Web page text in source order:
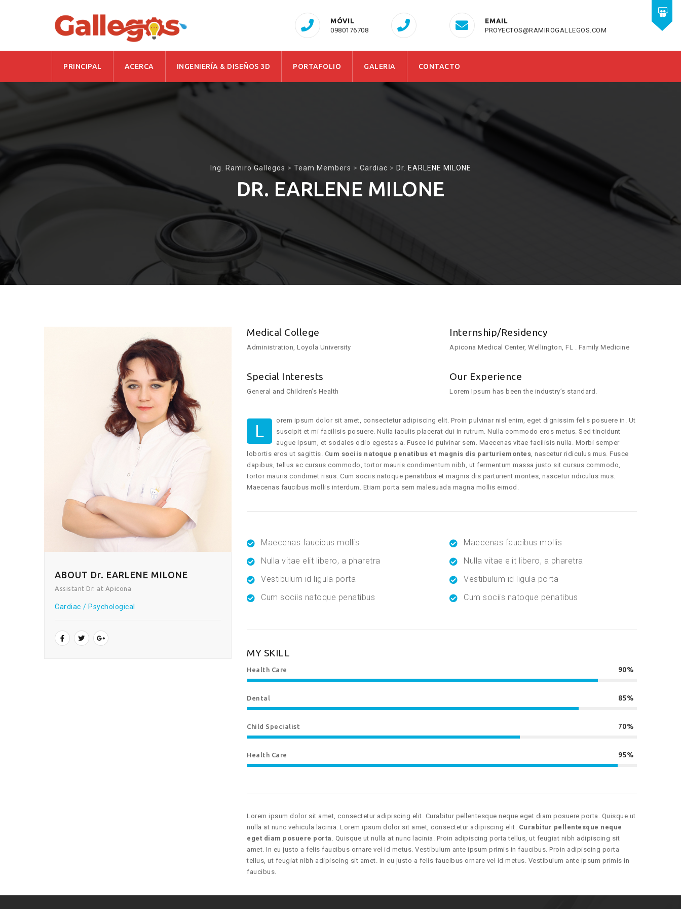
MÓVIL
0980176708
EMAIL
PROYECTOS@RAMIROGALLEGOS.COM
PRINCIPAL ACERCA INGENIERÍA & DISEÑOS 3D PORTAFOLIO GALERIA CONTACTO
Ing. Ramiro Gallegos > Team Members > Cardiac > Dr. EARLENE MILONE
DR. EARLENE MILONE
ABOUT Dr. EARLENE MILONE
Assistant Dr. at Apicona
Cardiac Psychological
Medical College
Administration, Loyola University
Special Interests
General and Children’s Health
Internship/Residency
Apicona Medical Center, Wellington, FL . Family Medicine
Our Experience
Lorem Ipsum has been the industry’s standard.
L
orem ipsum dolor sit amet, consectetur adipiscing elit. Proin pulvinar nisl enim, eget dignissim felis posuere in. Ut
suscipit et mi facilisis posuere. Nulla iaculis placerat dui in rutrum. Nulla commodo eros metus. Sed tincidunt
augue ipsum, et sodales odio egestas a. Fusce id pulvinar sem. Maecenas vitae facilisis nulla. Morbi semper
lobortis eros ut sagittis. Cum sociis natoque penatibus et magnis dis parturiemontes, nascetur ridiculus mus. Fusce
dapibus, tellus ac cursus commodo, tortor mauris condimentum nibh, ut fermentum massa justo sit cursus commodo,
tortor mauris condimet risus. Cum sociis natoque penatibus et magnis dis parturient montes, nascetur ridiculus mus.
Maecenas faucibus mollis interdum. Etiam porta sem malesuada magna mollis eimod.
Maecenas faucibus mollis
Nulla vitae elit libero, a pharetra
Vestibulum id ligula porta
Cum sociis natoque penatibus
Maecenas faucibus mollis
Nulla vitae elit libero, a pharetra
Vestibulum id ligula porta
Cum sociis natoque penatibus
MY SKILL
Health Care 90%
Dental 85%
Child Specialist 70%
Health Care 95%
Lorem ipsum dolor sit amet, consectetur adipiscing elit. Curabitur pellentesque neque eget diam posuere porta. Quisque ut
nulla at nunc vehicula lacinia. Lorem ipsum dolor sit amet, consectetur adipiscing elit. Curabitur pellentesque neque
eget diam posuere porta . Quisque ut nulla at nunc lacinia. Proin adipiscing porta tellus, ut feugiat nibh adipiscing sit
amet. In eu justo a felis faucibus ornare vel id metus. Vestibulum ante ipsum primis in faucibus. Proin adipiscing porta
tellus, ut feugiat nibh adipiscing sit amet. In eu justo a felis faucibus ornare vel id metus. Vestibulum ante ipsum primis in
faucibus.